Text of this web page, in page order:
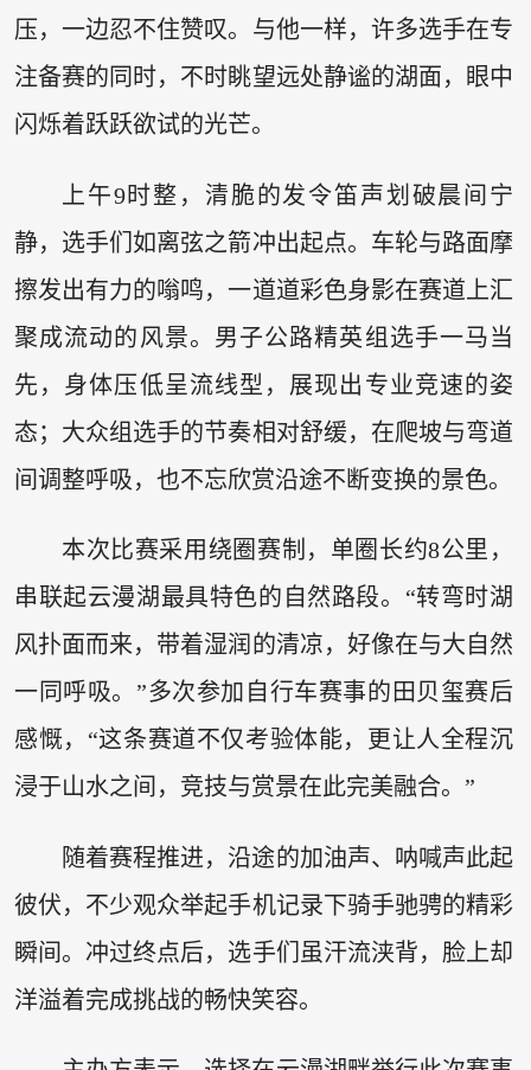
压，一边忍不住赞叹。与他一样，许多选手在专
注备赛的同时，不时眺望远处静谧的湖面，眼中
闪烁着跃跃欲试的光芒。
上午9时整，清脆的发令笛声划破晨间宁
静，选手们如离弦之箭冲出起点。车轮与路面摩
擦发出有力的嗡鸣，一道道彩色身影在赛道上汇
聚成流动的风景。男子公路精英组选手一马当
先，身体压低呈流线型，展现出专业竞速的姿
态；大众组选手的节奏相对舒缓，在爬坡与弯道
间调整呼吸，也不忘欣赏沿途不断变换的景色。
本次比赛采用绕圈赛制，单圈长约8公里，
串联起云漫湖最具特色的自然路段。“转弯时湖
风扑面而来，带着湿润的清凉，好像在与大自然
一同呼吸。”多次参加自行车赛事的田贝玺赛后
感慨，“这条赛道不仅考验体能，更让人全程沉
浸于山水之间，竞技与赏景在此完美融合。”
随着赛程推进，沿途的加油声、呐喊声此起
彼伏，不少观众举起手机记录下骑手驰骋的精彩
瞬间。冲过终点后，选手们虽汗流浃背，脸上却
洋溢着完成挑战的畅快笑容。